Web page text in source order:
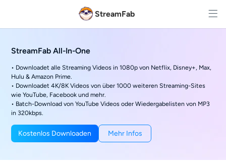
StreamFab
StreamFab All-In-One
• Downloadet alle Streaming Videos in 1080p von Netflix, Disney+, Max,
Hulu & Amazon Prime.
• Downloadet 4K/8K Videos von über 1000 weiteren Streaming-Sites
wie YouTube, Facebook und mehr.
• Batch-Download von YouTube Videos oder Wiedergabelisten von MP3
in 320kbps.
Kostenlos Downloaden Mehr Infos